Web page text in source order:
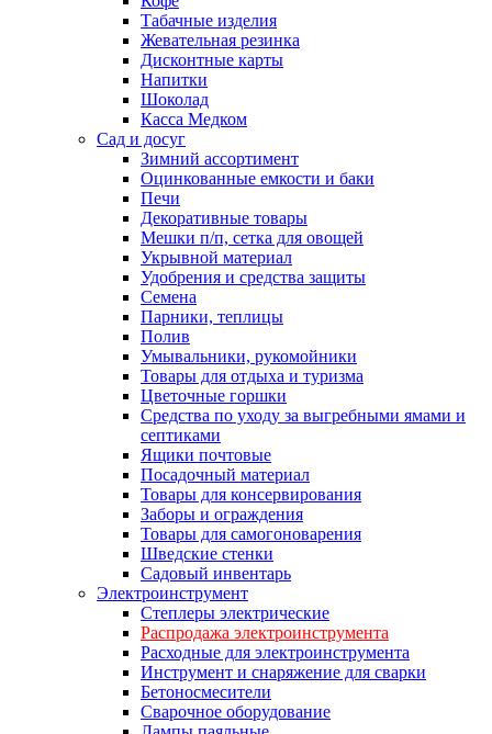
Табачные изделия
Жевательная резинка
Дисконтные карты
Напитки
Шоколад
Касса Медком
Сад и досуг
Зимний ассортимент
Оцинкованные емкости и баки
Печи
Декоративные товары
Мешки п/п, сетка для овощей
Укрывной материал
Удобрения и средства защиты
Семена
Парники, теплицы
Полив
Умывальники, рукомойники
Товары для отдыха и туризма
Цветочные горшки
Средства по уходу за выгребными ямами и
септиками
Ящики почтовые
Посадочный материал
Товары для консервирования
Заборы и ограждения
Товары для самогоноварения
Шведские стенки
Садовый инвентарь
Электроинструмент
Степлеры электрические
Распродажа электроинструмента
Расходные для электроинструмента
Инструмент и снаряжение для сварки
Бетоносмесители
Сварочное оборудование